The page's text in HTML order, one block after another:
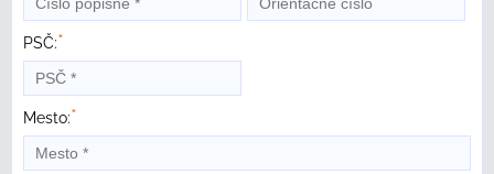
PSČ:*
Mesto:*